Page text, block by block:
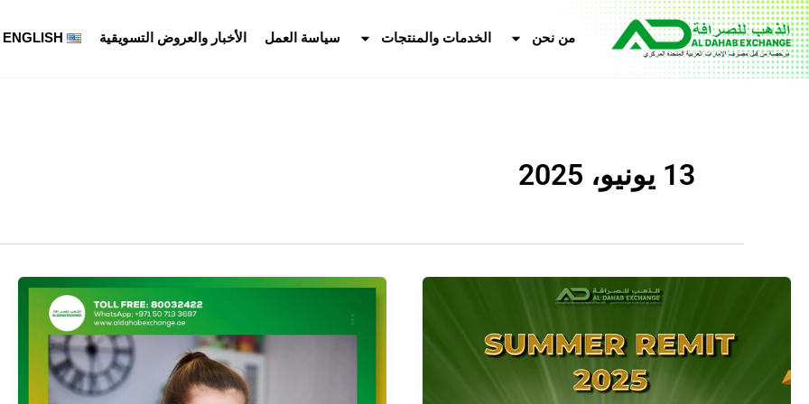
content
تخطي
إلى
المحتوى
من نحن الخدمات والمنتجات سياسة العمل الأخبار والعروض التسويقية ENGLISH
13 يونيو، 2025